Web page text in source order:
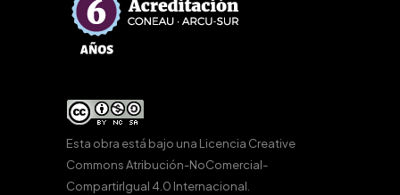
Esta obra está bajo una Licencia Creative
Commons Atribución-NoComercial-
CompartirIgual 4.0 Internacional.